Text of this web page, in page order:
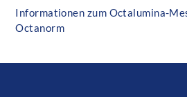
Informationen zum Octalumina-
Octanorm